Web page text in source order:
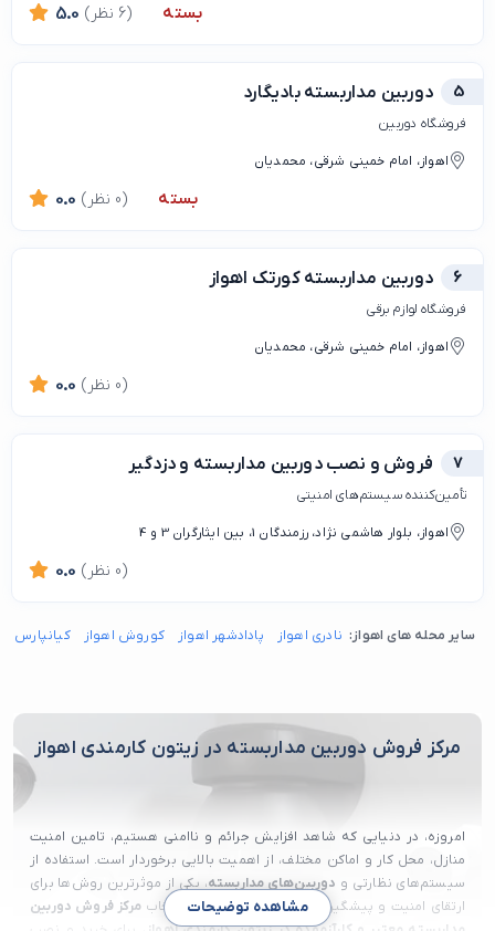
بسته 5.0 (6 نظر)
5 دوربین مداربسته بادیگارد
فروشگاه‌ دوربین
اهواز، امام خمینی شرقی، محمدیان
بسته 0.0 (0 نظر)
6 دوربین مداربسته کورتک اهواز
فروشگاه لوازم برقی
اهواز، امام خمینی شرقی، محمدیان
0.0 (0 نظر)
7 فروش و نصب دوربین مداربسته و دزدگیر
تأمین‌کننده سیستم‌های امنیتی
اهواز، بلوار هاشمی نژاد، رزمندگان 1، بین ایثارگران 3 و 4
0.0 (0 نظر)
سایر محله های اهواز: نادری اهواز پادادشهر اهواز کوروش اهواز کیانپارس
مرکز فروش دوربین مداربسته در زیتون کارمندی اهواز
امروزه، در دنیایی که شاهد افزایش جرائم و ناامنی هستیم، تامین امنیت
منازل، محل کار و اماکن مختلف، از اهمیت بالایی برخوردار است. استفاده از
سیستم‌های نظارتی و دوربین‌های مداربسته، یکی از موثرترین روش‌ها برای
ارتقای امنیت و پیشگیری از جرم و جنایت است. انتخاب مرکز فروش دوربین
مشاهده توضیحات